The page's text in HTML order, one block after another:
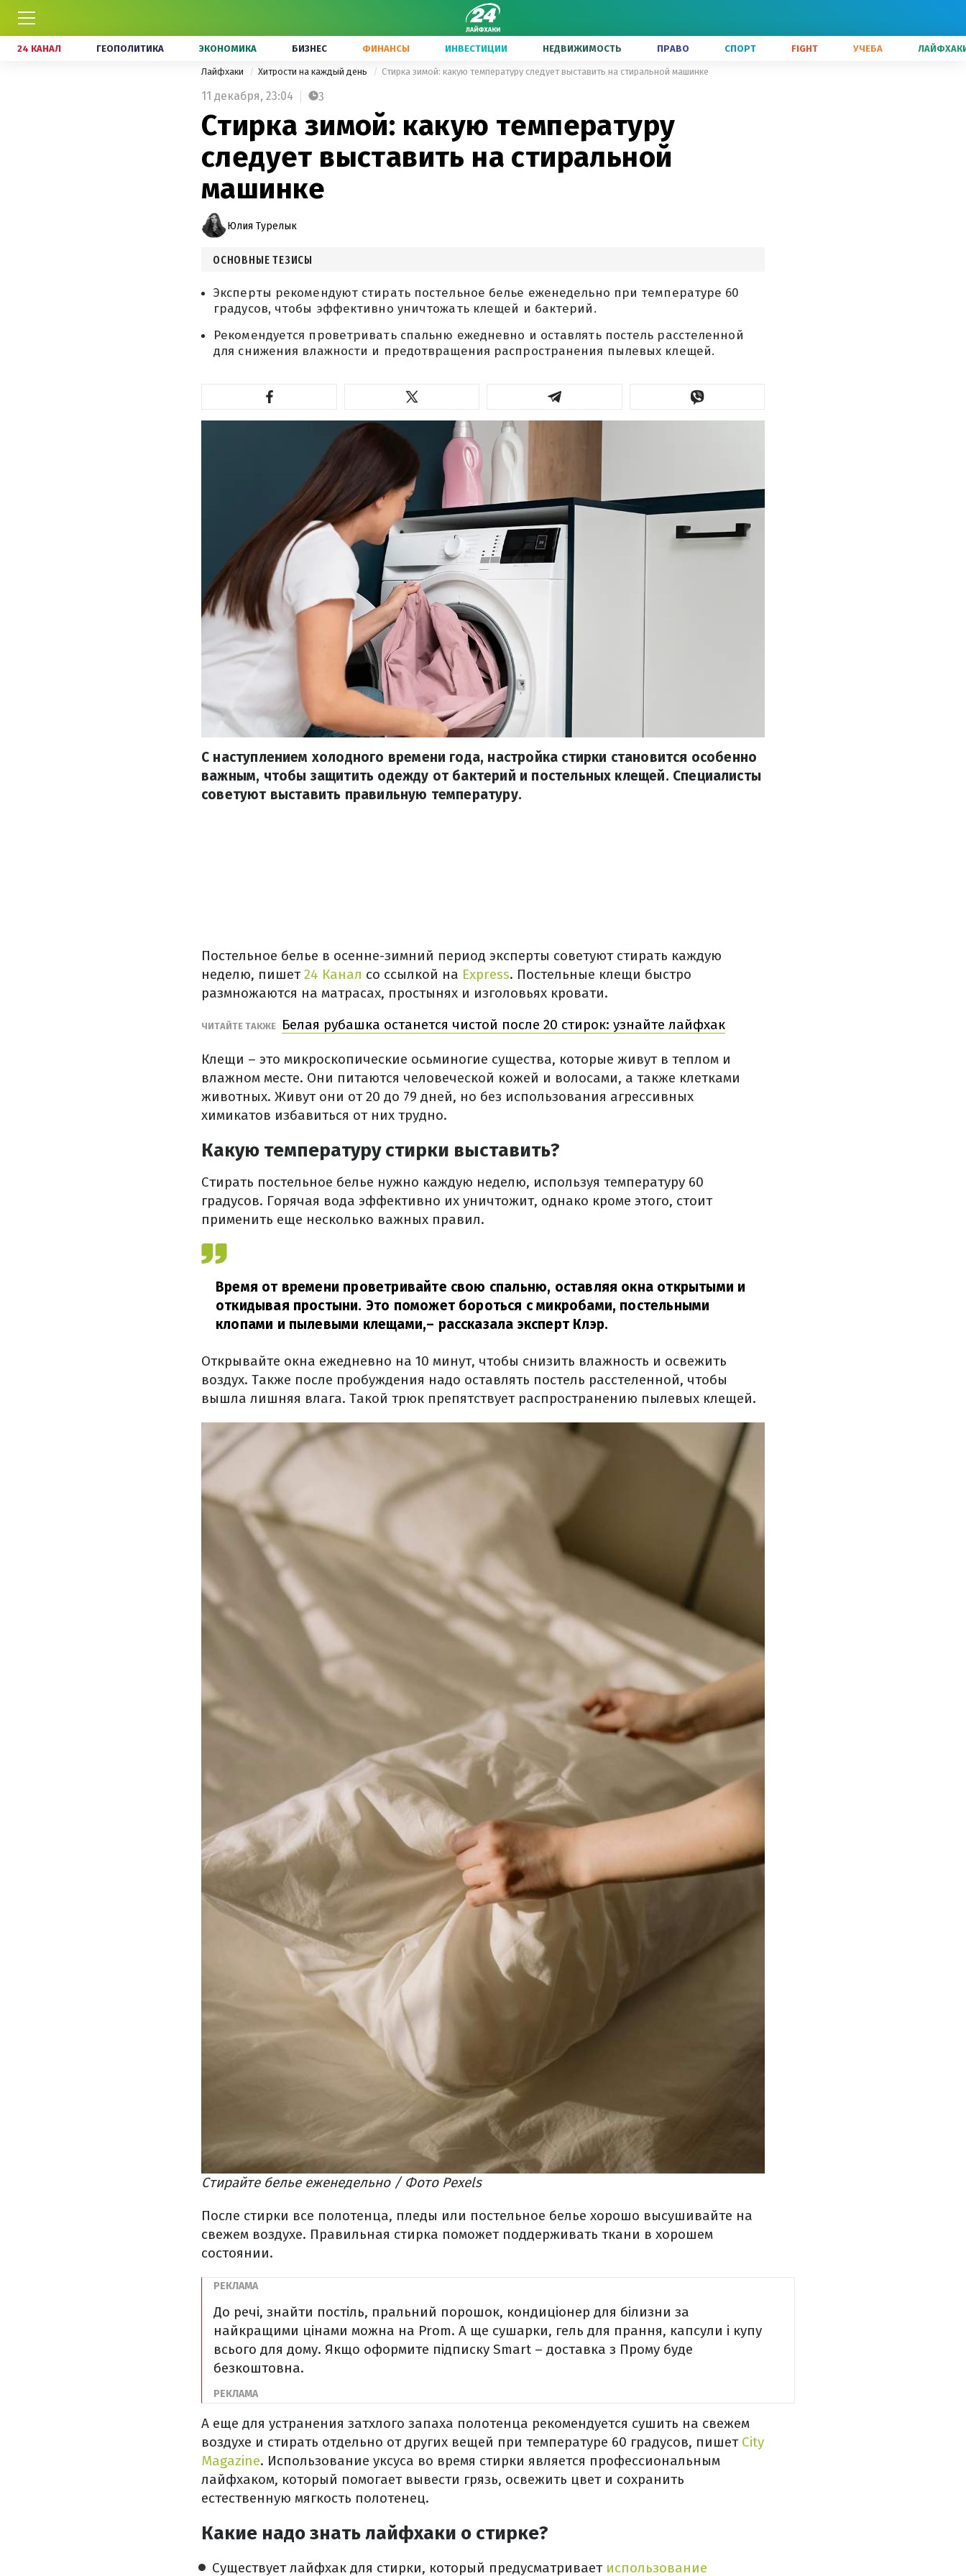
24 КАНАЛ ГЕОПОЛИТИКА ЭКОНОМИКА БИЗНЕС ФИНАНСЫ ИНВЕСТИЦИИ НЕДВИЖИМОСТЬ ПРАВО СПОРТ FIGHT УЧЕБА
Лайфхаки Хитрости на каждый день Стирка зимой: какую температуру следует выставить на стиральной машинке
11 декабря, 23:04 3
Стирка зимой: какую температуру
следует выставить на стиральной
машинке
Юлия Турелык
ОСНОВНЫЕ ТЕЗИСЫ
Эксперты рекомендуют стирать постельное белье еженедельно при температуре 60
градусов, чтобы эффективно уничтожать клещей и бактерий.
Рекомендуется проветривать спальню ежедневно и оставлять постель расстеленной
для снижения влажности и предотвращения распространения пылевых клещей.
С наступлением холодного времени года, настройка стирки становится особенно
важным, чтобы защитить одежду от бактерий и постельных клещей. Специалисты
советуют выставить правильную температуру.
Постельное белье в осенне-зимний период эксперты советуют стирать каждую
неделю, пишет24 Канал со ссылкой на Express. Постельные клещи быстро
размножаются на матрасах, простынях и изголовьях кровати.
ЧИТАЙТЕ ТАКЖЕ Белая рубашка останется чистой после 20 стирок: узнайте лайфхак
Клещи – это микроскопические осьминогие существа, которые живут в теплом и
влажном месте. Они питаются человеческой кожей и волосами, а также клетками
животных. Живут они от 20 до 79 дней, но без использования агрессивных
химикатов избавиться от них трудно.
Какую температуру стирки выставить?
Стирать постельное белье нужно каждую неделю, используя температуру 60
градусов. Горячая вода эффективно их уничтожит, однако кроме этого, стоит
применить еще несколько важных правил.
Время от времени проветривайте свою спальню, оставляя окна открытыми и
откидывая простыни. Это поможет бороться с микробами, постельными
клопами и пылевыми клещами,– рассказала эксперт Клэр.
Открывайте окна ежедневно на 10 минут, чтобы снизить влажность и освежить
воздух. Также после пробуждения надо оставлять постель расстеленной, чтобы
вышла лишняя влага. Такой трюк препятствует распространению пылевых клещей.
Стирайте белье еженедельно / Фото Pexels
После стирки все полотенца, пледы или постельное белье хорошо высушивайте на
свежем воздухе. Правильная стирка поможет поддерживать ткани в хорошем
состоянии.
До речі, знайти постіль, пральний порошок, кондиціонер для білизни за
найкращими цінами можна на Prom. А ще сушарки, гель для прання, капсули і купу
всього для дому. Якщо оформите підписку Smart – доставка з Прому буде
безкоштовна.
А еще для устранения затхлого запаха полотенца рекомендуется сушить на свежем
воздухе и стирать отдельно от других вещей при температуре 60 градусов, пишет City
Magazine. Использование уксуса во время стирки является профессиональным
лайфхаком, который помогает вывести грязь, освежить цвет и сохранить
естественную мягкость полотенец.
Какие надо знать лайфхаки о стирке?
Существует лайфхак для стирки, который предусматривает использование